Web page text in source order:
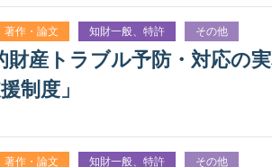
著作・論文 知財一般、特許 その他
産トラブル予防・対応の
制度」
著作・論文 知財一般、特許 その他